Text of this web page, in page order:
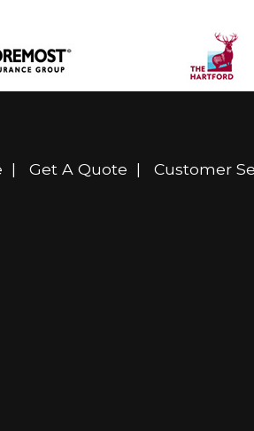
| Get A Quote | Customer